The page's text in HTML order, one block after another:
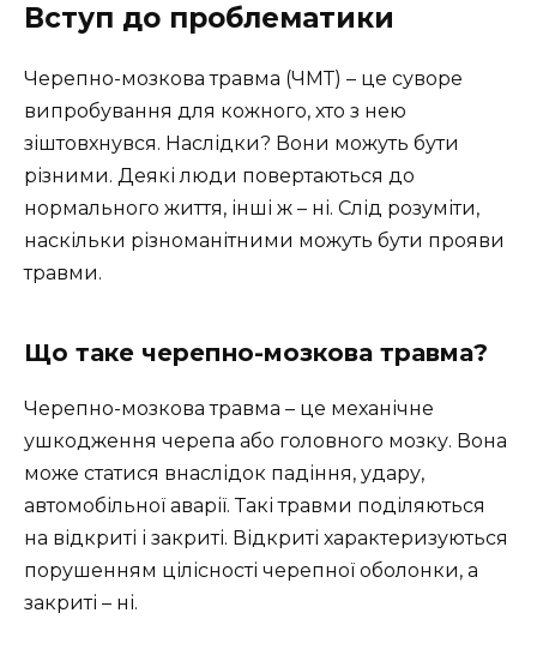
Вступ до проблематики
Черепно-мозкова травма (ЧМТ) – це суворе
випробування для кожного, хто з нею
зіштовхнувся. Наслідки? Вони можуть бути
різними. Деякі люди повертаються до
нормального життя, інші ж – ні. Слід розуміти,
наскільки різноманітними можуть бути прояви
травми.
Що таке черепно-мозкова травма?
Черепно-мозкова травма – це механічне
ушкодження черепа або головного мозку. Вона
може статися внаслідок падіння, удару,
автомобільної аварії. Такі травми поділяються
на відкриті і закриті. Відкриті характеризуються
порушенням цілісності черепної оболонки, а
закриті – ні.